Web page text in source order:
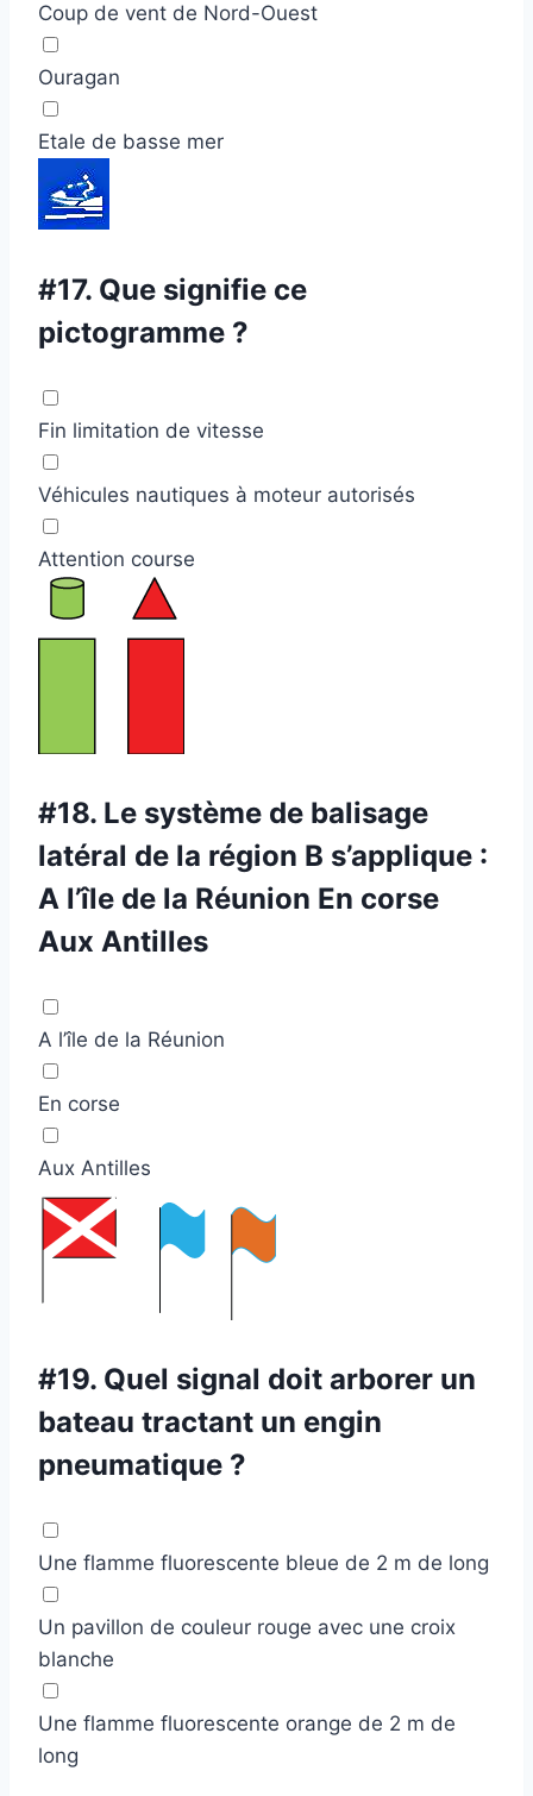
Coup de vent de Nord-Ouest
Ouragan
Etale de basse mer
#17. Que signifie ce
pictogramme ?
Fin limitation de vitesse
Véhicules nautiques à moteur autorisés
Attention course
#18. Le système de balisage
latéral de la région B s’applique :
A l’île de la Réunion En corse
Aux Antilles
A l’île de la Réunion
En corse
Aux Antilles
#19. Quel signal doit arborer un
bateau tractant un engin
pneumatique ?
Une flamme fluorescente bleue de 2 m de long
Un pavillon de couleur rouge avec une croix
blanche
Une flamme fluorescente orange de 2 m de
long